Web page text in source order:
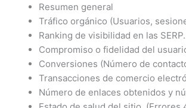
Resumen general
Tráfico orgánico (Usuarios,
Ranking de visibilidad en las
Compromiso o fidelidad del
Conversiones (Número de
Transacciones de comercio
Número de enlaces obtenidos y